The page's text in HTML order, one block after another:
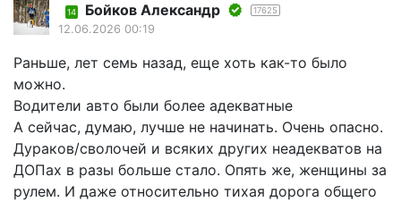
14 Бойков Александр 17625
12.06.2026 00:19
Раньше, лет семь назад, еще хоть как-то было
можно.
Водители авто были более адекватные
А сейчас, думаю, лучше не начинать. Очень опасно.
Дураков/сволочей и всяких других неадекватов на
ДОПах в разы больше стало. Опять же, женщины за
рулем. И даже относительно тихая дорога общего